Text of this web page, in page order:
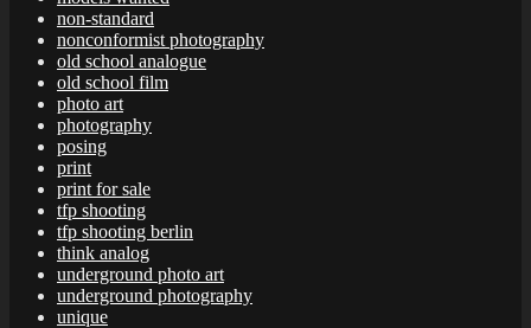
non-standard
nonconformist photography
old school analogue
old school film
photo art
photography
posing
print
print for sale
tfp shooting
tfp shooting berlin
think analog
underground photo art
underground photography
unique